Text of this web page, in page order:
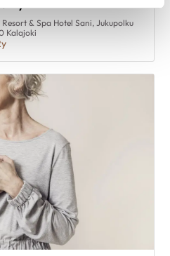
Resort & Spa Hotel Sani, Jukupolku
Kalajoki